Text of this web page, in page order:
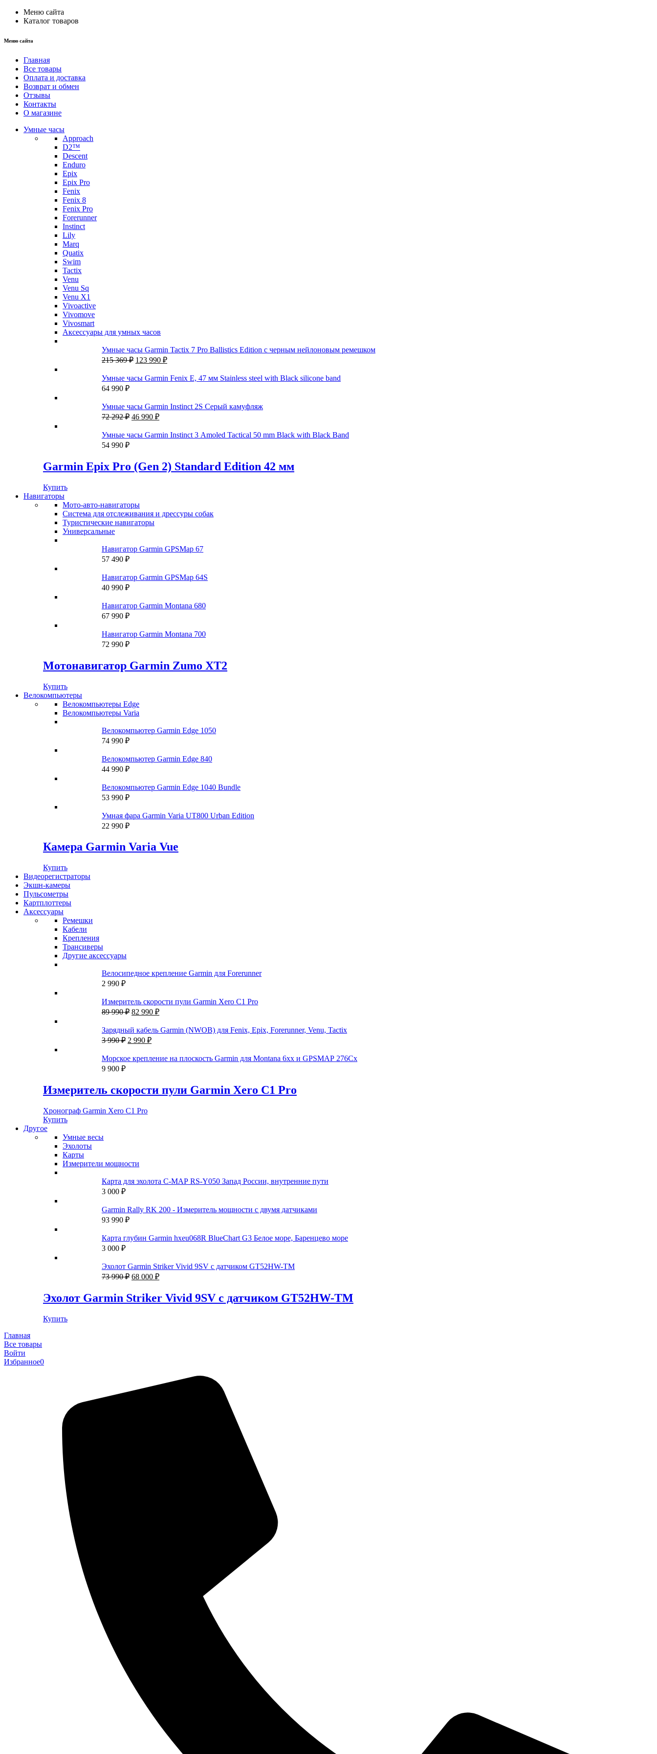
Меню сайта
Каталог товаров
Меню сайта
Главная
Все товары
Оплата и доставка
Возврат и обмен
Отзывы
Контакты
О магазине
Умные часы
Approach
D2™
Descent
Enduro
Epix
Epix Pro
Fenix
Fenix 8
Fenix Pro
Forerunner
Instinct
Lily
Marq
Quatix
Swim
Tactix
Venu
Venu Sq
Venu X1
Vivoactive
Vivomove
Vivosmart
Аксессуары для умных часов
Умные часы Garmin Tactix 7 Pro Ballistics Edition с черным нейлоновым ремешком
215 369₽ Первоначальная
составляла
215
123 990 ₽Текущая
123
Умные часы Garmin Fenix E, 47 мм Stainless steel with Black silicone band
64 990 ₽
Умные часы Garmin Instinct 2S Серый камуфляж
72 292₽ Первоначальная
составляла
72
46 990 ₽Текущая
46
Умные часы Garmin Instinct 3 Amoled Tactical 50 mm Black with Black Band
54 990 ₽
Garmin Epix Pro (Gen 2) Standard Edition 42 мм
Купить
Навигаторы
Мото-авто-навигаторы
Система для отслеживания и дрессуры собак
Туристические навигаторы
Универсальные
Навигатор Garmin GPSMap 67
57 490 ₽
Навигатор Garmin GPSMap 64S
40 990 ₽
Навигатор Garmin Montana 680
67 990 ₽
Навигатор Garmin Montana 700
72 990 ₽
Мотонавигатор Garmin Zumo XT2
Купить
Велокомпьютеры
Велокомпьютеры Edge
Велокомпьютеры Varia
Велокомпьютер Garmin Edge 1050
74 990 ₽
Велокомпьютер Garmin Edge 840
44 990 ₽
Велокомпьютер Garmin Edge 1040 Bundle
53 990 ₽
Умная фара Garmin Varia UT800 Urban Edition
22 990 ₽
Камера Garmin Varia Vue
Купить
Видеорегистраторы
Экшн-камеры
Пульсометры
Картплоттеры
Аксессуары
Ремешки
Кабели
Крепления
Трансиверы
Другие аксессуары
Велосипедное крепление Garmin для Forerunner
2 990 ₽
Измеритель скорости пули Garmin Xero C1 Pro
89 990₽ Первоначальная
составляла
89
990 ₽.
82 990 ₽Текущая
82
Зарядный кабель Garmin (NWOB) для Fenix, Epix, Forerunner, Venu, Tactix
3 990₽ Первоначальная
составляла
3
2 990 ₽Текущая
2
Морское крепление на плоскость Garmin для Montana 6xx и GPSMAP 276Cx
9 900 ₽
Измеритель скорости пули Garmin Xero C1 Pro
Хронограф Garmin Xero C1 Pro
Купить
Другое
Умные весы
Эхолоты
Карты
Измерители мощности
Карта для эхолота C-MAP RS-Y050 Запад России, внутренние пути
3 000 ₽
Garmin Rally RK 200 - Измеритель мощности с двумя датчиками
93 990 ₽
Карта глубин Garmin hxeu068R BlueChart G3 Белое море, Баренцево море
3 000 ₽
Эхолот Garmin Striker Vivid 9SV с датчиком GT52HW-TM
73 990₽ Первоначальная
составляла
73
68 000 ₽Текущая
68
000 ₽.
Эхолот Garmin Striker Vivid 9SV с датчиком GT52HW-TM
Купить
Главная
Все товары
Войти
Избранное0